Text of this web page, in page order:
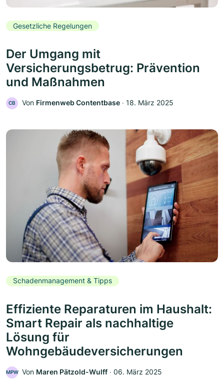
Gesetzliche Regelungen
Der Umgang mit
Versicherungsbetrug: Prävention
und Maßnahmen
CB Von Firmenweb Contentbase ‧ 18. März 2025
Schadenmanagement & Tipps
Effiziente Reparaturen im Haushalt:
Smart Repair als nachhaltige
Lösung für
Wohngebäudeversicherungen
MPW Von Maren Pätzold-Wulff ‧ 06. März 2025